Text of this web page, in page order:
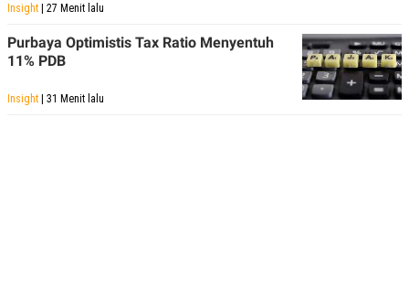
Insight | 27 Menit lalu
Purbaya Optimistis Tax Ratio Menyentuh
11% PDB
Insight | 31 Menit lalu